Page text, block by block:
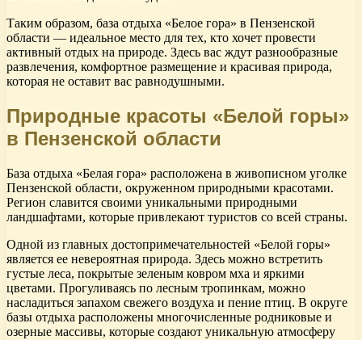
Таким образом, база отдыха «Белое гора» в Пензенской
области — идеальное место для тех, кто хочет провести
активный отдых на природе. Здесь вас ждут разнообразные
развлечения, комфортное размещение и красивая природа,
которая не оставит вас равнодушными.
Природные красоты «Белой горы»
в Пензенской области
База отдыха «Белая гора» расположена в живописном уголке
Пензенской области, окруженном природными красотами.
Регион славится своими уникальными природными
ландшафтами, которые привлекают туристов со всей страны.
Одной из главных достопримечательностей «Белой горы»
является ее невероятная природа. Здесь можно встретить
густые леса, покрытые зеленым ковром мха и яркими
цветами. Прогуливаясь по лесным тропинкам, можно
насладиться запахом свежего воздуха и пение птиц. В округе
базы отдыха расположены многочисленные родниковые и
озерные массивы, которые создают уникальную атмосферу